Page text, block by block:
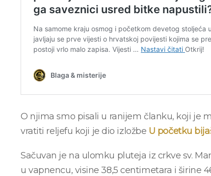
O njima smo pisali u ranijem članku, koji je
vratiti reljefu koji je dio izložbe U početku
Sačuvan je na ulomku pluteja iz crkve sv.
u vapnencu, visine 38,5 centimetara i širine